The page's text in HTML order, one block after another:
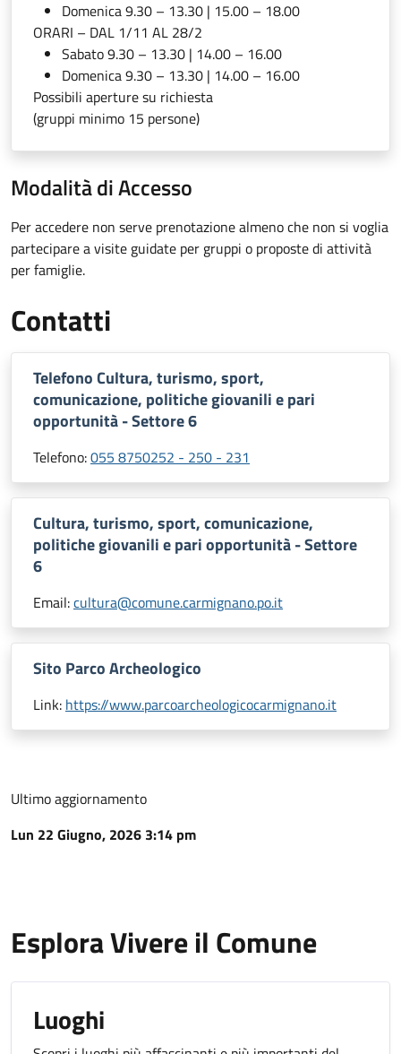
Domenica 9.30 – 13.30 | 15.00 – 18.00
ORARI – DAL 1/11 AL 28/2
Sabato 9.30 – 13.30 | 14.00 – 16.00
Domenica 9.30 – 13.30 | 14.00 – 16.00
Possibili aperture su richiesta
(gruppi minimo 15 persone)
Modalità di Accesso
Per accedere non serve prenotazione almeno che non si voglia
partecipare a visite guidate per gruppi o proposte di attività
per famiglie.
Contatti
Telefono Cultura, turismo, sport,
comunicazione, politiche giovanili e pari
opportunità - Settore 6
Telefono:055 8750252 - 250 - 231
Cultura, turismo, sport, comunicazione,
politiche giovanili e pari opportunità - Settore
6
Email:cultura@comune.carmignano.po.it
Sito Parco Archeologico
Link: https://www.parcoarcheologicocarmignano.it
Ultimo aggiornamento
Lun 22 Giugno, 2026 3:14 pm
Esplora Vivere il Comune
Luoghi